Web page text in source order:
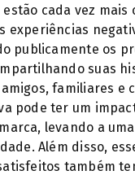
cada vez mais
experiências
publicamente os
suas
familiares e
pode ter um
levando a
Além disso,
também